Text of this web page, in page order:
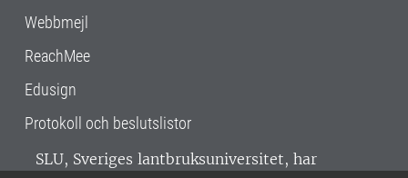
Webbmejl
ReachMee
Edusign
Protokoll och beslutslistor
SLU, Sveriges lantbruksuniversitet, har